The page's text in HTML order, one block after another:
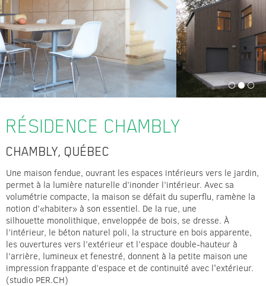
RÉSIDENCE CHAMBLY
CHAMBLY, QUÉBEC
Une maison fendue, ouvrant les espaces intérieurs vers le jardin,
permet à la lumière naturelle d’inonder l’intérieur. Avec sa
volumétrie compacte, la maison se défait du superflu, ramène la
notion d’«habiter» à son essentiel. De la rue, une
silhouette monolithique, enveloppée de bois, se dresse. À
l’intérieur, le béton naturel poli, la structure en bois apparente,
les ouvertures vers l’extérieur et l’espace double-hauteur à
l’arrière, lumineux et fenestré, donnent à la petite maison une
impression frappante d’espace et de continuité avec l'extérieur.
(studio PER.CH)